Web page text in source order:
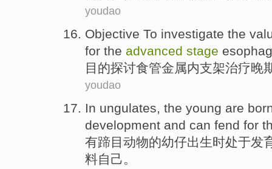
youdao
Objective To investigate the
for the advanced stage
目的探讨食管金属内支架治疗晚
youdao
In ungulates, the young are
development and can fend for
有蹄目动物的幼仔出生时处于发
料自己。